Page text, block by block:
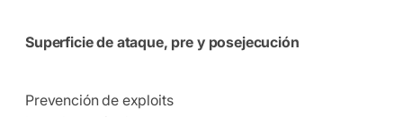
Superficie de ataque, pre y posejecución
Prevención de exploits